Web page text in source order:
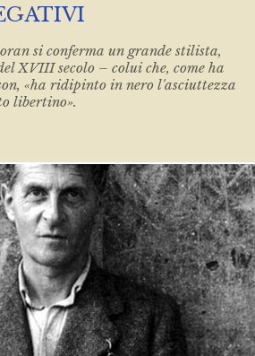
si conferma un grande stilista,
XVIII secolo – colui che, come ha
«ha ridipinto in nero l'asciuttezza
libertino».